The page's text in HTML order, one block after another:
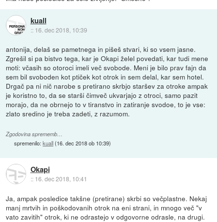
kuall
:: 16. dec 2018, 10:39
antonija, delaš se pametnega in pišeš stvari, ki so vsem jasne.
Zgrešil si pa bistvo tega, kar je Okapi želel povedati, kar tudi mene
moti: včasih so otoroci imeli več svobode. Meni je bilo prav fajn da
sem bil svoboden kot ptiček kot otrok in sem delal, kar sem hotel.
Drgač pa ni nič narobe s pretirano skrbjo staršev za otroke ampak
je koristno to, da se starši čimveč ukvarjajo z otroci, samo pazit
morajo, da ne obrnejo to v tiranstvo in zatiranje svodoe, to je vse:
zlato sredino je treba zadeti, z razumom.
Zgodovina sprememb…
spremenilo:kuall(16. dec 2018 ob 10:39)
Okapi
:: 16. dec 2018, 10:41
Ja, ampak posledice takšne (pretirane) skrbi so večplastne. Nekaj
manj mrtvih in poškodovanih otrok na eni strani, in mnogo več "v
vato zavitih" otrok, ki ne odrastejo v odgovorne odrasle, na drugi.